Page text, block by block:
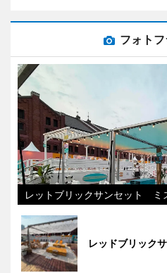
フォト
レットブリックサンセット ミ
レッドブリック